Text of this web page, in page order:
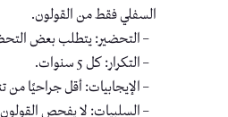
السفلي فقط من القولون.
– التحضير: يتطلب بعض
– التكرار: كل 5 سنوات.
– الإيجابيات: أقل جراحيًا من
– السلبيات: لا يفحص القولون